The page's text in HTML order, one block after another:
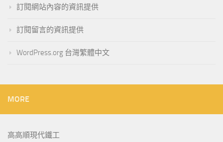
訂閱網站內容的資訊提供
訂閱留言的資訊提供
WordPress.org 台灣繁體中文
MORE
高高順現代鐵工